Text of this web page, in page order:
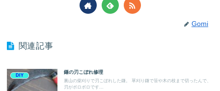
Gomi
関連記事
DIY
鎌の刃こぼれ修理
裏山の柴刈りで刃こぼれした鎌。 草刈り鎌で笹や木の枝まで切ったんで、
刃がボロボロです...